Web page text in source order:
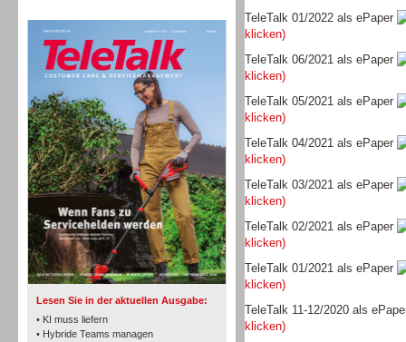
Lesen Sie in der aktuellen Ausgabe:
• KI muss liefern
• Hybride Teams managen
Personal
Inbound
TeleTalk 01/2022 als ePaper
klicken)
TeleTalk 06/2021 als ePaper
klicken)
TeleTalk 05/2021 als ePaper
klicken)
TeleTalk 04/2021 als ePaper
klicken)
TeleTalk 03/2021 als ePaper
klicken)
TeleTalk 02/2021 als ePaper
klicken)
TeleTalk 01/2021 als ePaper
klicken)
TeleTalk 11-12/2020 als
klicken)